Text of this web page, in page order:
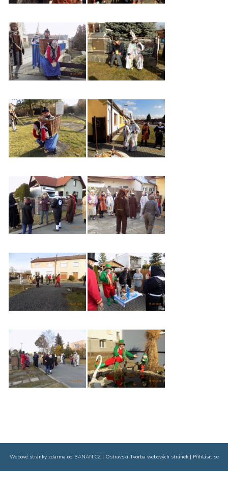
Webové stránky zdarma od BANAN.CZ| Ostravski Tvorba webových stránek | Přihlásit se